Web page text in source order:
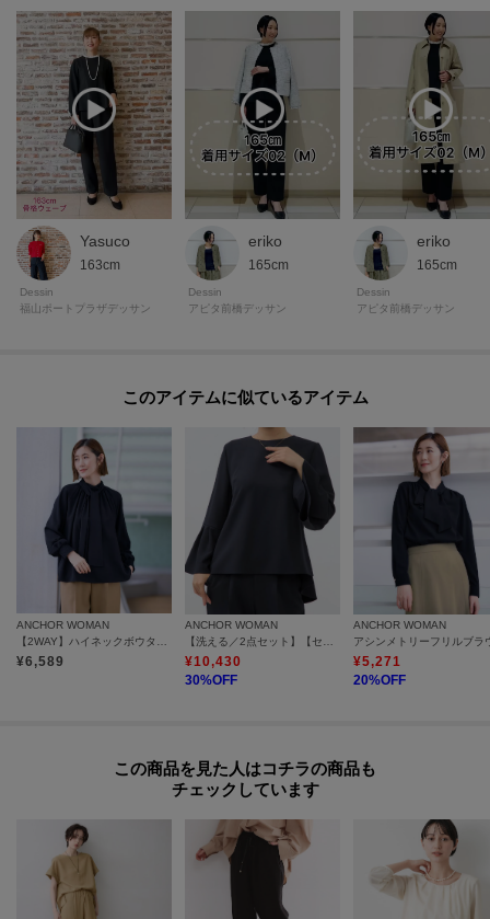
Yasuco
163cm
Dessin
福山ポートプラザデッサン
eriko
165cm
Dessin
アピタ前橋デッサン
eriko
165cm
Dessin
アピタ前橋デッサン
このアイテムに似ているアイテム
ANCHOR WOMAN
¥6,589
ANCHOR WOMAN
¥10,430
30%OFF
ANCHOR WOMAN
¥5,271
20%OFF
この商品を見た人はコチラの商品も
チェックしています